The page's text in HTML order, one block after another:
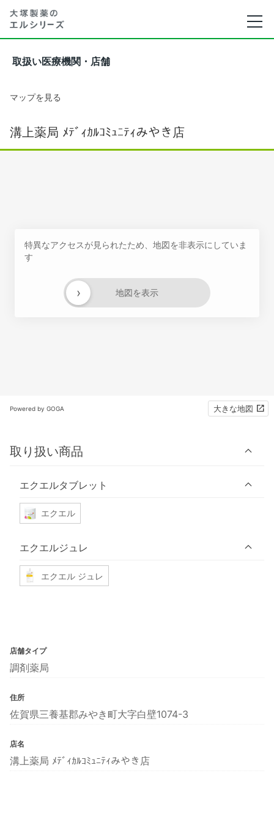
取扱い医療機関・店舗
マップを見る
溝上薬局 ﾒﾃﾞｨｶﾙｺﾐｭﾆﾃｨみやき店
特異なアクセスが見られたため、地図を非表示にしていま
す
地図を表示
›
Powered by GOGA 大きな地図
取り扱い商品
エクエルタブレット
エクエル
エクエルジュレ
エクエル ジュレ
店舗タイプ
調剤薬局
住所
佐賀県三養基郡みやき町大字白壁1074-3
店名
溝上薬局 ﾒﾃﾞｨｶﾙｺﾐｭﾆﾃｨみやき店